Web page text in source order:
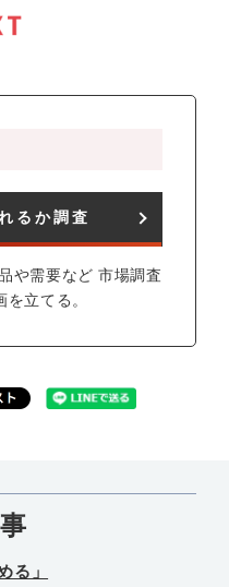
るか調査
や需要など 市場調査
立てる。
る」